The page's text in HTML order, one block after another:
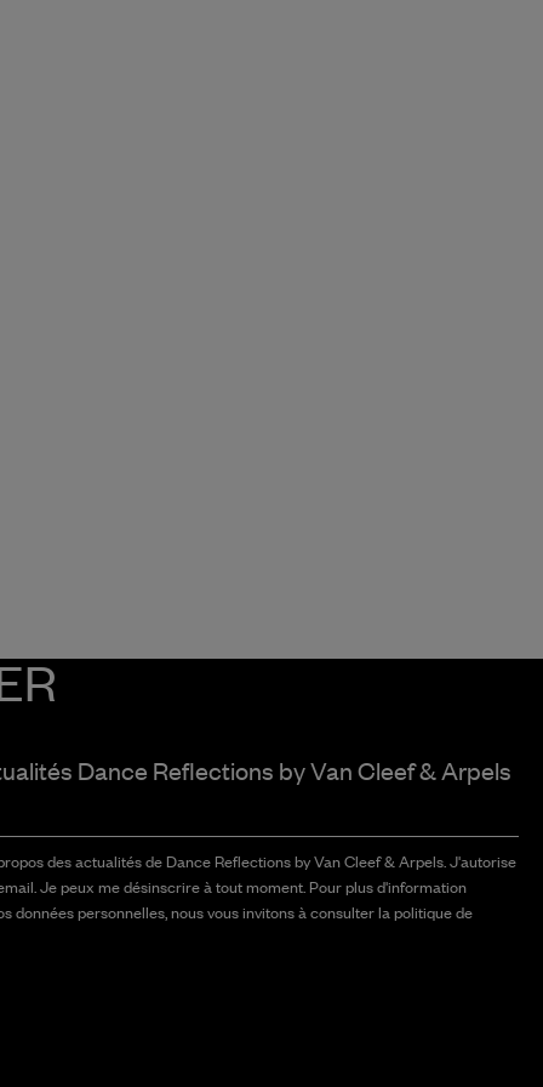
Dance Reflections byVan Cleef & Arpels
des actualités de Dance Reflections by Van Cleef & Arpels. J'autorise
Je peux me désinscrire à tout moment. Pour plus d'information
données personnelles, nous vous invitons à consulter la politique de